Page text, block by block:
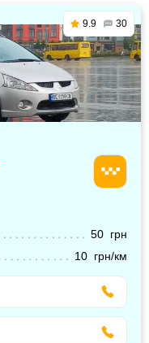
9.9 30
50 грн
10 грн/км